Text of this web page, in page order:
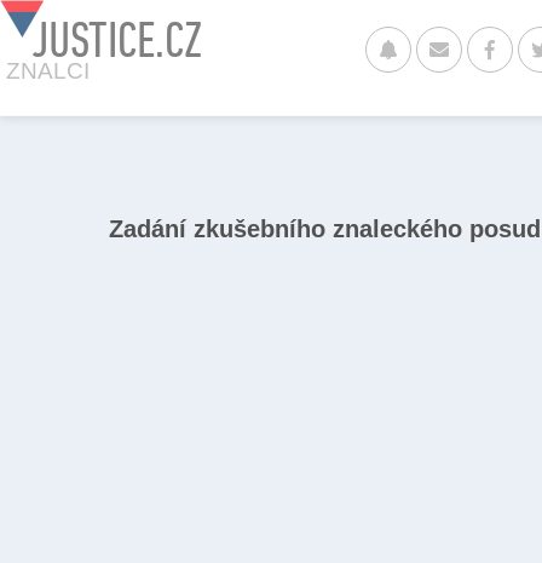
JUSTICE.CZ
ZNALCI
Zadání zkušebního znaleckého